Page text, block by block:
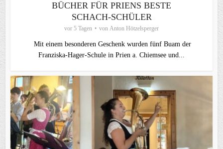
BÜCHER FÜR PRIENS BESTE
SCHACH-SCHÜLER
vor 5 Tagen von Anton Hötzelsperger
Mit einem besonderen Geschenk wurden fünf Buam der
Franziska-Hager-Schule in Prien a. Chiemsee und...